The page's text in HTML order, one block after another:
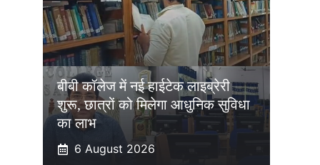
बीबी कॉलेज में नई हाईटेक लाइब्रेरी
शुरू, छात्रों को मिलेगा आधुनिक सुविधा
का लाभ
6 August 2026